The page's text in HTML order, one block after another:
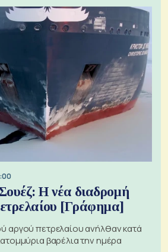
Η νέα διαδρομή
[Γράφημα]
αργού πετρελαίου ανήλθαν κατά
βαρέλια την ημέρα